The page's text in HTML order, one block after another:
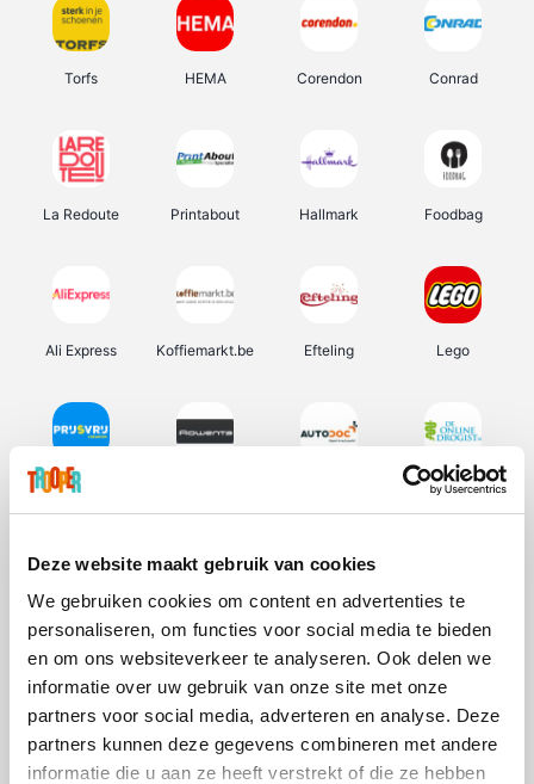
Deze website maakt gebruik van cookies
We gebruiken cookies om content en advertenties te
personaliseren, om functies voor social media te bieden
en om ons websiteverkeer te analyseren. Ook delen we
informatie over uw gebruik van onze site met onze
partners voor social media, adverteren en analyse. Deze
partners kunnen deze gegevens combineren met andere
informatie die u aan ze heeft verstrekt of die ze hebben
Torfs HEMA Corendon Conrad
La Redoute Printabout Hallmark Foodbag
Ali Express Koffiemarkt.be Efteling Lego
Prijsvrij De Online Drogist
Vidaxl Lampenlicht.be Adidas Hotels.com
DectDirect